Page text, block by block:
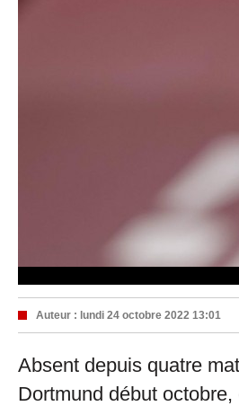
Auteur : lundi 24 octobre 2022 13:01
Absent depuis quatre
Dortmund début